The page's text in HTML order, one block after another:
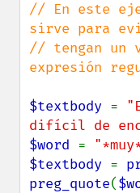
// En este
sirve para
// tengan un
expresión
$textbody =
difícil de
$word =
$textbody =
preg_quote(